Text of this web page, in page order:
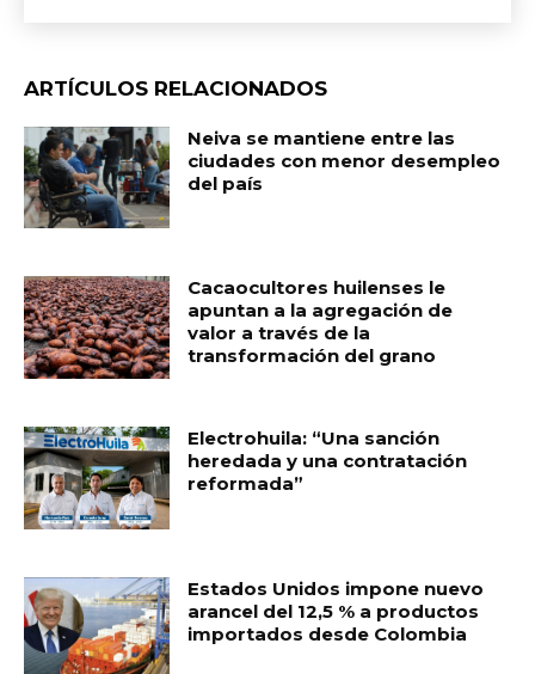
ARTÍCULOS RELACIONADOS
Neiva se mantiene entre las
ciudades con menor desempleo
del país
Cacaocultores huilenses le
apuntan a la agregación de
valor a través de la
transformación del grano
Electrohuila: “Una sanción
heredada y una contratación
reformada”
Estados Unidos impone nuevo
arancel del 12,5 % a productos
importados desde Colombia